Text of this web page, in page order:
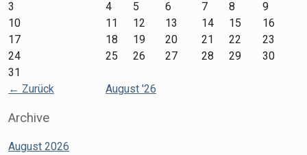
← Zurück August '26
3
4 5 6 7 8
9
10
11 12 13 14 15
16
17
18 19 20 21 22
23
24
25 26 27 28 29
30
31
Archive
August 2026